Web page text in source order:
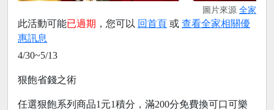
圖片來源 全家
此活動可能已過期 ，您可以 回首頁 或 查看全家相關優
惠訊息
4/30~5/13
狠飽省錢之術
任選狠飽系列商品1元1積分，滿200分免費換可口可樂